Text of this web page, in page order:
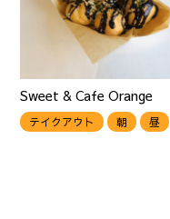
Sweet & Cafe Orange
テイクアウト 朝 昼